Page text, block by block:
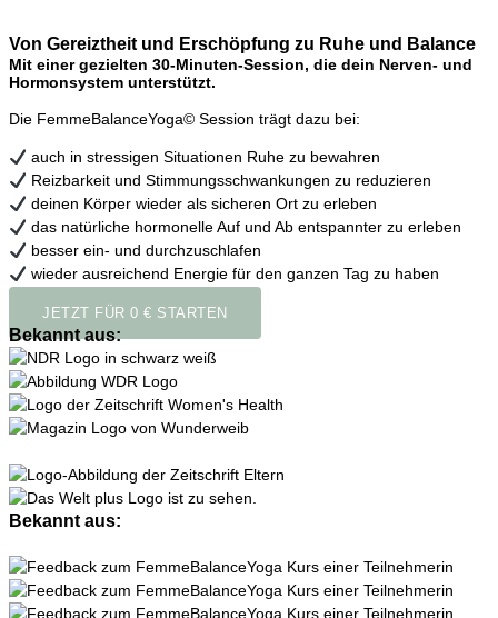
Von Gereiztheit und Erschöpfung zu Ruhe und Balance
Mit einer gezielten 30-Minuten-Session, die dein Nerven- und
Hormonsystem unterstützt.
Die FemmeBalanceYoga© Session trägt dazu bei:
auch in stressigen Situationen Ruhe zu bewahren
Reizbarkeit und Stimmungsschwankungen zu reduzieren
deinen Körper wieder als sicheren Ort zu erleben
das natürliche hormonelle Auf und Ab entspannter zu erleben
besser ein- und durchzuschlafen
wieder ausreichend Energie für den ganzen Tag zu haben
JETZT FÜR 0 € STARTEN
Bekannt aus:
Bekannt aus: